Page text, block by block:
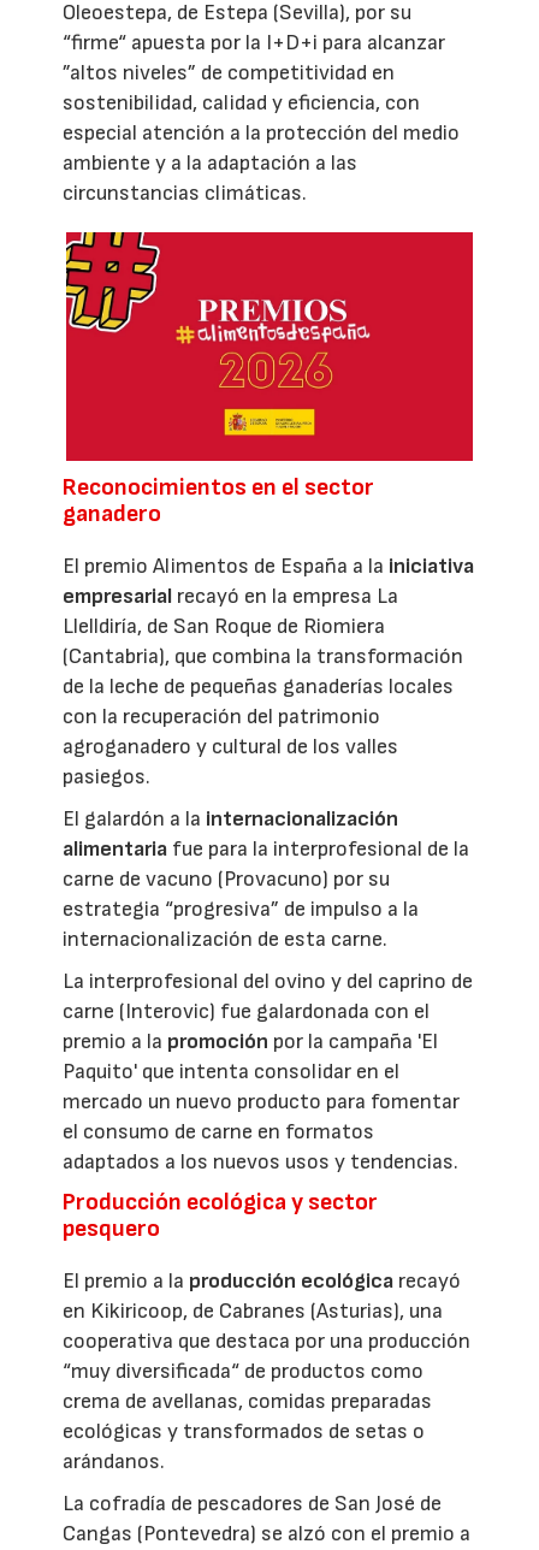
Oleoestepa, de Estepa (Sevilla), por su
“firme“ apuesta por la I+D+i para alcanzar
”altos niveles” de competitividad en
sostenibilidad, calidad y eficiencia, con
especial atención a la protección del medio
ambiente y a la adaptación a las
circunstancias climáticas.
Reconocimientos en el sector
ganadero
El premio Alimentos de España a la iniciativa
empresarial recayó en la empresa La
Llelldiría, de San Roque de Riomiera
(Cantabria), que combina la transformación
de la leche de pequeñas ganaderías locales
con la recuperación del patrimonio
agroganadero y cultural de los valles
pasiegos.
El galardón a la internacionalización
alimentaria fue para la interprofesional de la
carne de vacuno (Provacuno) por su
estrategia “progresiva” de impulso a la
internacionalización de esta carne.
La interprofesional del ovino y del caprino de
carne (Interovic) fue galardonada con el
premio a la promoción por la campaña 'El
Paquito' que intenta consolidar en el
mercado un nuevo producto para fomentar
el consumo de carne en formatos
adaptados a los nuevos usos y tendencias.
Producción ecológica y sector
pesquero
El premio a la producción ecológica recayó
en Kikiricoop, de Cabranes (Asturias), una
cooperativa que destaca por una producción
“muy diversificada“ de productos como
crema de avellanas, comidas preparadas
ecológicas y transformados de setas o
arándanos.
La cofradía de pescadores de San José de
Cangas (Pontevedra) se alzó con el premio a